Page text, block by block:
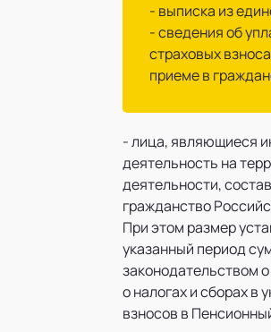
- выписка из
- сведения об
страховых
приеме в
- лица, являющиеся
деятельность на
деятельности,
гражданство
При этом размер
указанный период
законодательством
о налогах и сборах в
взносов в